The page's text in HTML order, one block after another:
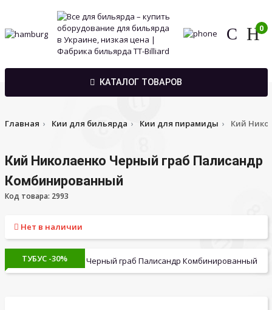
0
КАТАЛОГ ТОВАРОВ
Главная Кии для бильярда Кии для пирамиды Кий
Кий Николаенко Черный граб Палисандр
Комбинированный
Код товара: 2993
Нет в наличии
ТУБУС -30%